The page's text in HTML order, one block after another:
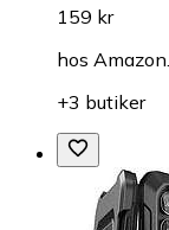
159 kr
hos
+3 butiker